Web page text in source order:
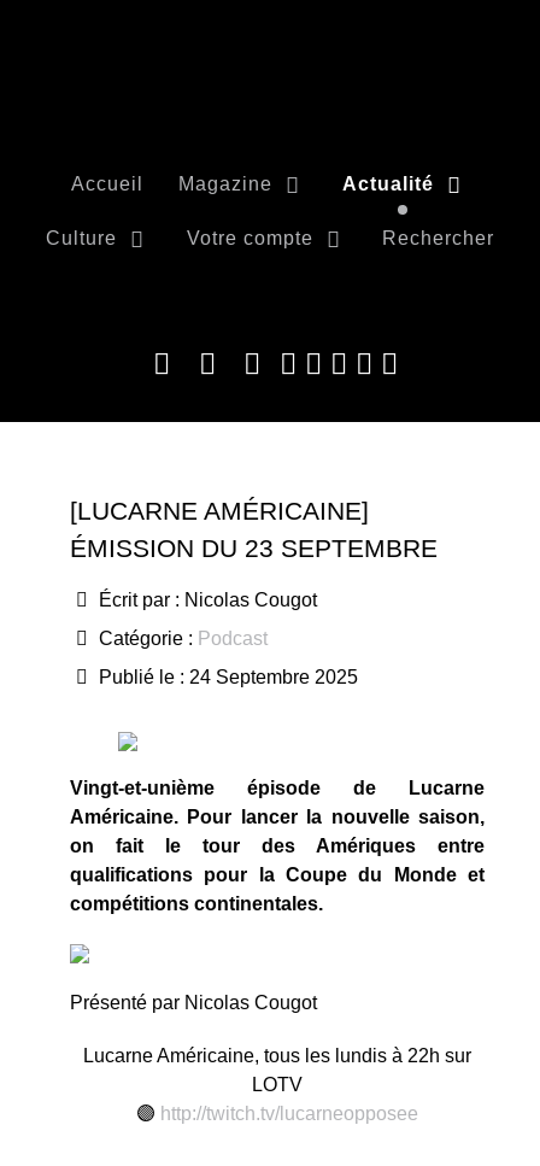
Accueil Magazine Actualité
Culture Votre compte Rechercher
[LUCARNE AMÉRICAINE]
ÉMISSION DU 23 SEPTEMBRE
Écrit par : Nicolas Cougot
Catégorie : Podcast
Publié le : 24 Septembre 2025
Vingt-et-unième épisode de Lucarne
Américaine. Pour lancer la nouvelle saison,
on fait le tour des Amériques entre
qualifications pour la Coupe du Monde et
compétitions continentales.
Présenté par Nicolas Cougot
Lucarne Américaine, tous les lundis à 22h sur
LOTV
🟣 http://twitch.tv/lucarneopposee